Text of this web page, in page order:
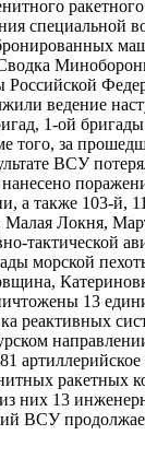
специальной
ведение
1-ой
за
ВСУ
а также 103-й,
Малая Локня,
​тактической
морской
13
ракетных
13
ВСУ